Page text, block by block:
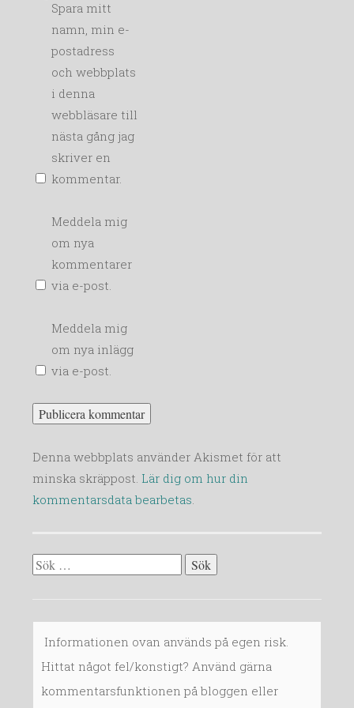
Spara mitt
namn, min e-
postadress
och webbplats
i denna
webbläsare till
nästa gång jag
skriver en
kommentar.
Meddela mig
om nya
kommentarer
via e-post.
Meddela mig
om nya inlägg
via e-post.
Denna webbplats använder Akismet för att
minska skräppost. Lär dig om hur din
kommentarsdata bearbetas.
Sök
Informationen ovan används på egen risk.
Hittat något fel/konstigt? Använd gärna
kommentarsfunktionen på bloggen eller